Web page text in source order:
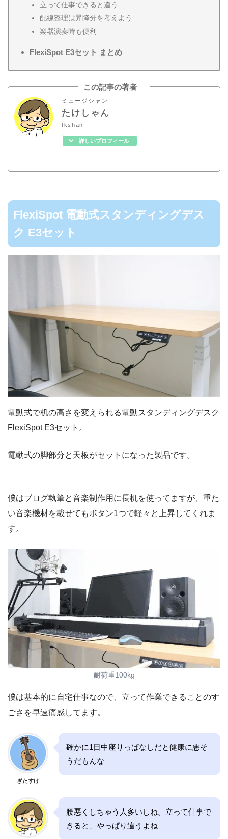
立って仕事できると違う
配線整理は昇降分を考えよう
楽器演奏時も便利
FlexiSpot E3セット まとめ
この記事の著者
ミュージシャン
たけしゃん
tkshan
詳しいプロフィール
FlexiSpot 電動式スタンディングデス
ク E3セット
電動式で机の高さを変えられる電動スタンディングデスク
FlexiSpot E3セット。
電動式の脚部分と天板がセットになった製品です。
僕はブログ執筆と音楽制作用に長机を使ってますが、重た
い音楽機材を載せてもボタン1つで軽々と上昇してくれま
す。
耐荷重100kg
僕は基本的に自宅仕事なので、立って作業できることのす
ごさを早速痛感してます。
ぎたすけ
確かに1日中座りっぱなしだと健康に悪そ
うだもんな
腰悪くしちゃう人多いしね。立って仕事で
きると、やっぱり違うよね